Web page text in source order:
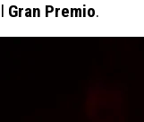
Gran Premio.